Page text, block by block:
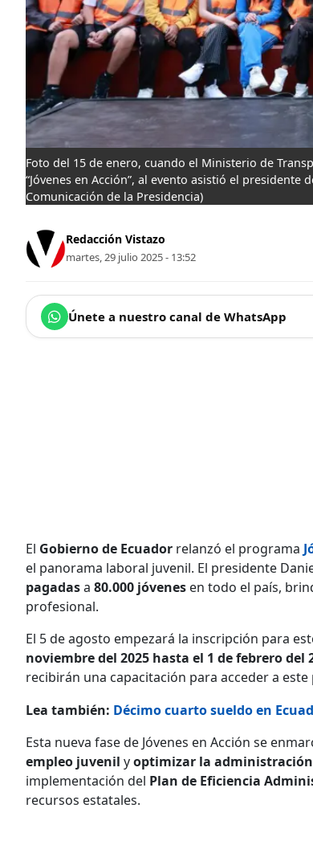
Foto del 15 de enero, cuando el Ministerio de
“Jóvenes en Acción”, al evento asistió el presidente
Comunicación de la Presidencia)
Redacción Vistazo
martes, 29 julio 2025 - 13:52
Únete a nuestro canal de WhatsApp
El Gobierno de Ecuador relanzó el programa
el panorama laboral juvenil. El presidente
pagadasa 80.000 jóvenes en todo el país,
profesional.
El 5 de agosto empezará la inscripción para
noviembre del 2025 hasta el 1 de febrero del
recibirán una capacitación para acceder a este
Lea también: Décimo cuarto sueldo en
Esta nueva fase de Jóvenes en Acción se
empleo juvenil yoptimizar la
implementación del Plan de Eficiencia
recursos estatales.